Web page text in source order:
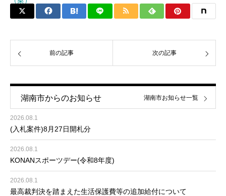
前の記事 次の記事
湖南市からのお知らせ
2026.08.1
(入札案件)8月27日開札分
2026.08.1
KONANスポーツデー(令和8年度)
2026.08.1
最高裁判決を踏まえた生活保護費等の追加給付について
湖南市お知らせ一覧